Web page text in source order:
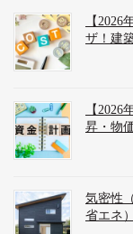
【
ザ！建
【
昇・物
気密性
省エネ）